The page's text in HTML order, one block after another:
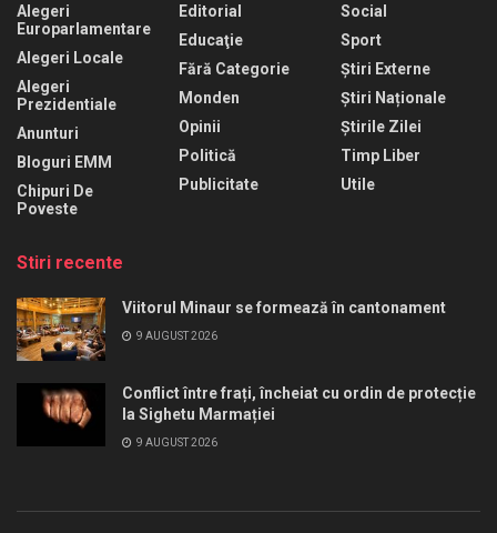
Alegeri
Europarlamentare
Alegeri Locale
Alegeri
Prezidentiale
Anunturi
Bloguri EMM
Chipuri De
Poveste
Editorial
Educaţie
Fără Categorie
Monden
Opinii
Politică
Publicitate
Social
Sport
Știri Externe
Știri Naționale
Știrile Zilei
Timp Liber
Utile
Stiri recente
Viitorul Minaur se formează în cantonament
9 AUGUST 2026
Conflict între frați, încheiat cu ordin de protecție
la Sighetu Marmației
9 AUGUST 2026